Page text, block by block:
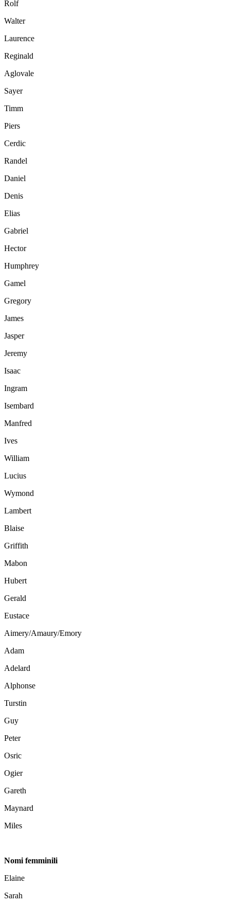
Rolf
Walter
Laurence
Reginald
Aglovale
Sayer
Timm
Piers
Cerdic
Randel
Daniel
Denis
Elias
Gabriel
Hector
Humphrey
Gamel
Gregory
James
Jasper
Jeremy
Isaac
Ingram
Isembard
Manfred
Ives
William
Lucius
Wymond
Lambert
Blaise
Griffith
Mabon
Hubert
Gerald
Eustace
Aimery/Amaury/Emory
Adam
Adelard
Alphonse
Turstin
Guy
Peter
Osric
Ogier
Gareth
Maynard
Miles
Nomi femminili
Elaine
Sarah